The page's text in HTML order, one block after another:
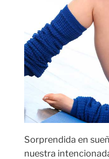
Sorprendida en
nuestra